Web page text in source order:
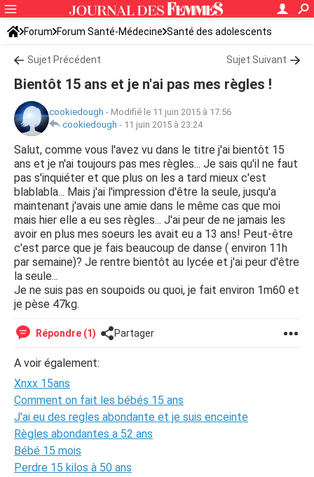
Forum Forum Santé-Médecine Santé des adolescents
Sujet Précédent Sujet Suivant
Bientôt 15 ans et je n'ai pas mes règles !
cookiedough - Modifié le 11 juin 2015 à 17:56
cookiedough - 11 juin 2015 à 23:24
Salut, comme vous l'avez vu dans le titre j'ai bientôt 15
ans et je n'ai toujours pas mes règles... Je sais qu'il ne faut
pas s'inquiéter et que plus on les a tard mieux c'est
blablabla... Mais j'ai l'impression d'être la seule, jusqu'a
maintenant j'avais une amie dans le même cas que moi
mais hier elle a eu ses règles... J'ai peur de ne jamais les
avoir en plus mes soeurs les avait eu a 13 ans! Peut-être
c'est parce que je fais beaucoup de danse ( environ 11h
par semaine)? Je rentre bientôt au lycée et j'ai peur d'être
la seule...
Je ne suis pas en soupoids ou quoi, je fait environ 1m60 et
je pèse 47kg.
Répondre (1) Partager
A voir également:
Xnxx 15ans
Comment on fait les bébés 15 ans
J'ai eu des regles abondante et je suis enceinte
Règles abondantes a 52 ans
Bébé 15 mois
Perdre 15 kilos à 50 ans